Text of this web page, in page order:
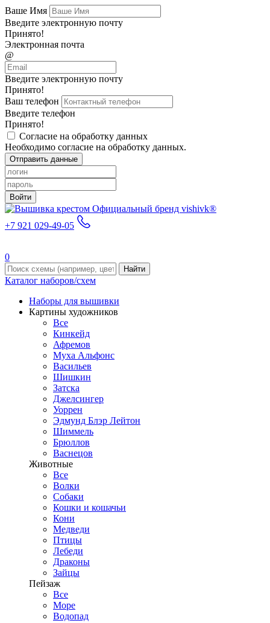
Ваше Имя
Введите электронную почту
Принято!
Электронная почта
@
Введите электронную почту
Принято!
Ваш телефон
Введите телефон
Принято!
Согласие на обработку данных
Необходимо согласие на обработку данных.
Отправить данные
Войти
Официальный бренд vishivk®
+7 921 029-49-05
0
Найти
Каталог наборов/схем
Наборы для вышивки
Картины художников
Все
Кинкейд
Афремов
Муха Альфонс
Васильев
Шишкин
Затска
Джелсингер
Уоррен
Эдмунд Блэр Лейтон
Шиммель
Брюллов
Васнецов
Животные
Все
Волки
Собаки
Кошки и кошачьи
Кони
Медведи
Птицы
Лебеди
Драконы
Зайцы
Пейзаж
Все
Море
Водопад